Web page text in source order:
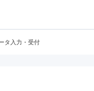
タ入力・受付